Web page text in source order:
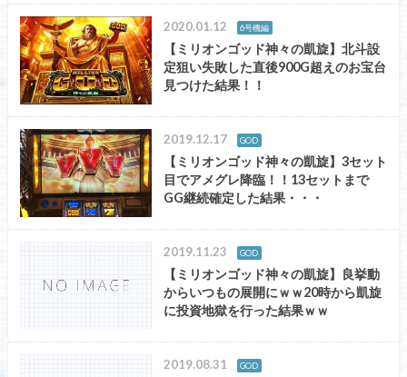
2020.01.12 6号機編
【ミリオンゴッド神々の凱旋】北斗設
定狙い失敗した直後900G超えのお宝台
見つけた結果！！
2019.12.17 GOD
【ミリオンゴッド神々の凱旋】3セット
目でアメグレ降臨！！13セットまで
GG継続確定した結果・・・
2019.11.23 GOD
【ミリオンゴッド神々の凱旋】良挙動
からいつもの展開にｗｗ20時から凱旋
に投資地獄を行った結果ｗｗ
2019.08.31 GOD